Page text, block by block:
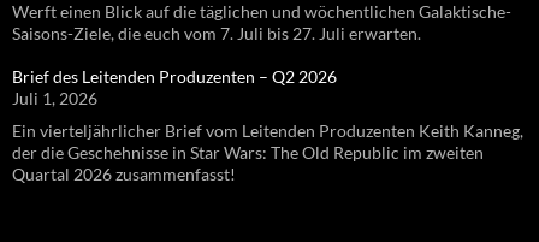
Werft einen Blick auf die täglichen und wöchentlichen Galaktische-
Saisons-Ziele, die euch vom 7. Juli bis 27. Juli erwarten.
Brief des Leitenden Produzenten – Q2 2026
Juli 1, 2026
Ein vierteljährlicher Brief vom Leitenden Produzenten Keith Kanneg,
der die Geschehnisse in Star Wars: The Old Republic im zweiten
Quartal 2026 zusammenfasst!